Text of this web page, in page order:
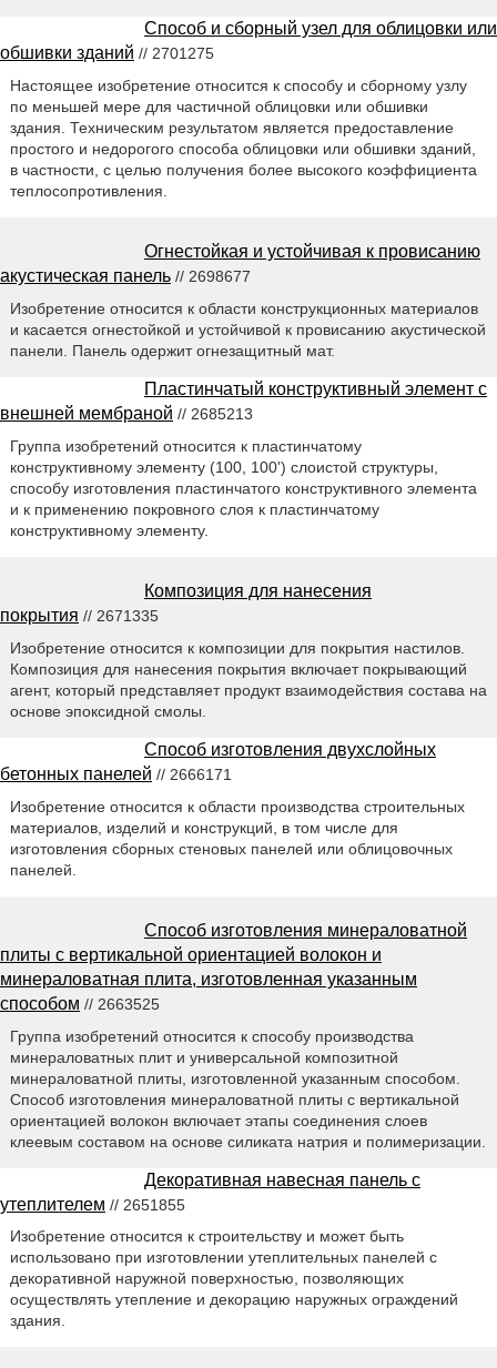
Способ и сборный узел для облицовки или
обшивки зданий // 2701275
Настоящее изобретение относится к способу и сборному узлу
по меньшей мере для частичной облицовки или обшивки
здания. Техническим результатом является предоставление
простого и недорогого способа облицовки или обшивки зданий,
в частности, с целью получения более высокого коэффициента
теплосопротивления.
Огнестойкая и устойчивая к провисанию
акустическая панель // 2698677
Изобретение относится к области конструкционных материалов
и касается огнестойкой и устойчивой к провисанию акустической
панели. Панель одержит огнезащитный мат.
Пластинчатый конструктивный элемент с
внешней мембраной // 2685213
Группа изобретений относится к пластинчатому
конструктивному элементу (100, 100') слоистой структуры,
способу изготовления пластинчатого конструктивного элемента
и к применению покровного слоя к пластинчатому
конструктивному элементу.
Композиция для нанесения
покрытия // 2671335
Изобретение относится к композиции для покрытия настилов.
Композиция для нанесения покрытия включает покрывающий
агент, который представляет продукт взаимодействия состава на
основе эпоксидной смолы.
Способ изготовления двухслойных
бетонных панелей // 2666171
Изобретение относится к области производства строительных
материалов, изделий и конструкций, в том числе для
изготовления сборных стеновых панелей или облицовочных
панелей.
Способ изготовления минераловатной
плиты с вертикальной ориентацией волокон и
минераловатная плита, изготовленная указанным
способом // 2663525
Группа изобретений относится к способу производства
минераловатных плит и универсальной композитной
минераловатной плиты, изготовленной указанным способом.
Способ изготовления минераловатной плиты с вертикальной
ориентацией волокон включает этапы соединения слоев
клеевым составом на основе силиката натрия и полимеризации.
Декоративная навесная панель с
утеплителем // 2651855
Изобретение относится к строительству и может быть
использовано при изготовлении утеплительных панелей с
декоративной наружной поверхностью, позволяющих
осуществлять утепление и декорацию наружных ограждений
здания.